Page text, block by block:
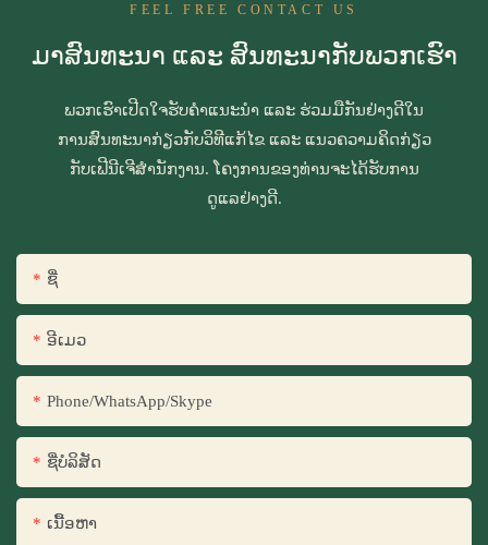
FEEL FREE CONTACT US
ມາສົນທະນາ ແລະ ສົນທະນາກັບພວກເຮົາ
ພວກເຮົາເປີດໃຈຮັບຄຳແນະນຳ ແລະ ຮ່ວມມືກັນຢ່າງດີໃນ
ການສົນທະນາກ່ຽວກັບວິທີແກ້ໄຂ ແລະ ແນວຄວາມຄິດກ່ຽວ
ກັບເຟີນີເຈີສຳນັກງານ. ໂຄງການຂອງທ່ານຈະໄດ້ຮັບການ
ດູແລຢ່າງດີ.
ຊື່
ອີເມວ
Phone/WhatsApp/Skype
ຊື່​ບໍ​ລິ​ສັດ
ເນື້ອຫາ